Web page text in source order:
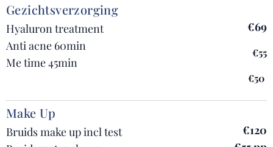
Gezichtsverzorging
Hyaluron treatment
Anti acne 60min
Me time 45min
€69
€55
€50
Make Up
Bruids make up incl test
€120